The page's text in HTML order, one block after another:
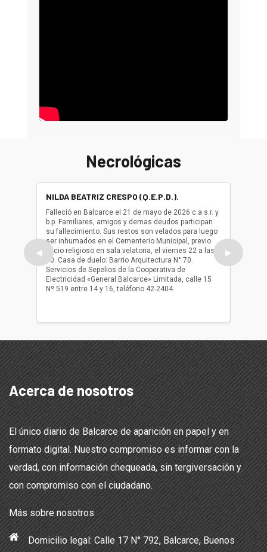
Necrológicas
◀
NILDA BEATRIZ CRESPO (Q.E.P.D.).
Falleció en Balcarce el 21 de mayo de 2026 c.a.s.r. y
b.p. Familiares, amigos y demas deudos participan
su fallecimiento. Sus restos son velados para luego
ser inhumados en el Cementerio Municipal, previo
oficio religioso en sala velatoria, el viernes 22 a las
10. Casa de duelo: Barrio Arquitectura N° 70.
Servicios de Sepelios de la Cooperativa de
Electricidad «General Balcarce» Limitada, calle 15
Nº 519 entre 14 y 16, teléfono 42-2404.
ser
oficio
▶
Acerca de nosotros
El único diario de Balcarce de aparición en papel y en
formato digital. Nuestro compromiso es informar con la
verdad, con información chequeada, sin tergiversación y
con compromiso con el ciudadano.
Más sobre nosotros
Domicilio legal: Calle 17 N° 792, Balcarce, Buenos